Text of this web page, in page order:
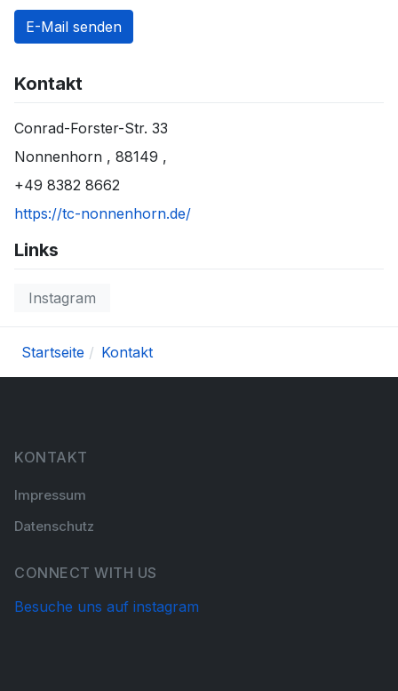
E-Mail senden
Kontakt
Conrad-Forster-Str. 33
Nonnenhorn , 88149 ,
+49 8382 8662
https://tc-nonnenhorn.de/
Links
Instagram
Startseite Kontakt
KONTAKT
Impressum
Datenschutz
CONNECT WITH US
Besuche uns auf instagram